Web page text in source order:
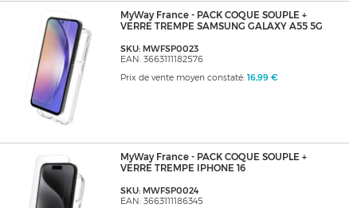
MyWay France - PACK COQUE SOUPLE +
VERRE TREMPE SAMSUNG GALAXY A55 5G
SKU: MWFSP0023
EAN: 3663111182576
Prix de vente moyen constaté: 16,99 €
MyWay France - PACK COQUE SOUPLE +
VERRE TREMPE IPHONE 16
SKU: MWFSP0024
EAN: 3663111186345